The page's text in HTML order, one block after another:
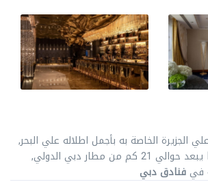
الجزيرة الخاصة به بأجمل اطلاله علي البحر,
يبعد حوالي 21 كم من مطار دبي الدولي,
في فنادق دبي